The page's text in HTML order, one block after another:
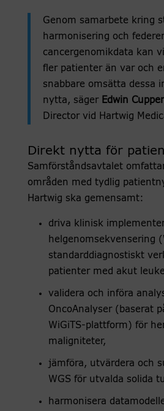
Genom samarbete kring
harmonisering och
cancergenomikdata kan
fler patienter än var och
snabbare omsätta dessa
nytta, säger Edwin
Director vid Hartwig
Direkt nytta för
Samförståndsavtalet
områden med tydlig
Hartwig ska gemensamt:
driva klinisk
helgenomsekvensering
standarddiagnostiskt
patienter med akut
validera och införa
OncoAnalyser (baserat
WiGiTS-plattform) för
maligniteter,
jämföra, utvärdera och
WGS för utvalda solida
harmonisera